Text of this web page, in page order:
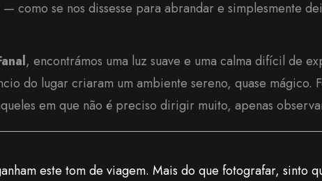
como se nos dissesse para abrandar e simplesmente
, encontrámos uma luz suave e uma calma difícil de
do lugar criaram um ambiente sereno, quase mágico.
em que não é preciso dirigir muito, apenas
este tom de viagem. Mais do que fotografar, sinto